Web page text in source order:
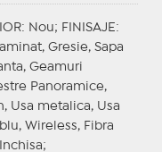
: Nou; FINISAJE :
Gresie, Sapa
Geamuri
Panoramice,
Usa metalica, Usa
Wireless, Fibra